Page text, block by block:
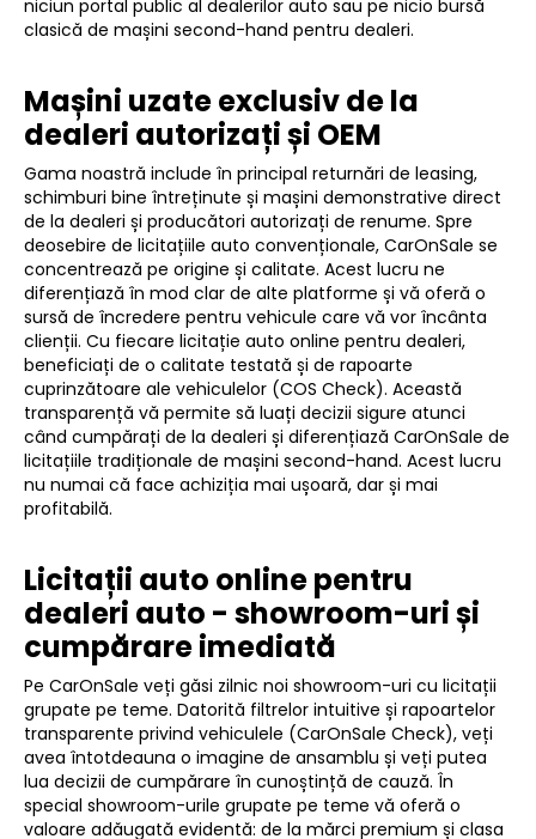
niciun portal public al dealerilor auto sau pe nicio bursă
clasică de mașini second-hand pentru dealeri.
Mașini uzate exclusiv de la
dealeri autorizați și OEM
Gama noastră include în principal returnări de leasing,
schimburi bine întreținute și mașini demonstrative direct
de la dealeri și producători autorizați de renume. Spre
deosebire de licitațiile auto convenționale, CarOnSale se
concentrează pe origine și calitate. Acest lucru ne
diferențiază în mod clar de alte platforme și vă oferă o
sursă de încredere pentru vehicule care vă vor încânta
clienții. Cu fiecare licitație auto online pentru dealeri,
beneficiați de o calitate testată și de rapoarte
cuprinzătoare ale vehiculelor (COS Check). Această
transparență vă permite să luați decizii sigure atunci
când cumpărați de la dealeri și diferențiază CarOnSale de
licitațiile tradiționale de mașini second-hand. Acest lucru
nu numai că face achiziția mai ușoară, dar și mai
profitabilă.
Licitații auto online pentru
dealeri auto - showroom-uri și
cumpărare imediată
Pe CarOnSale veți găsi zilnic noi showroom-uri cu licitații
grupate pe teme. Datorită filtrelor intuitive și rapoartelor
transparente privind vehiculele (CarOnSale Check), veți
avea întotdeauna o imagine de ansamblu și veți putea
lua decizii de cumpărare în cunoștință de cauză. În
special showroom-urile grupate pe teme vă oferă o
valoare adăugată evidentă: de la mărci premium și clasa